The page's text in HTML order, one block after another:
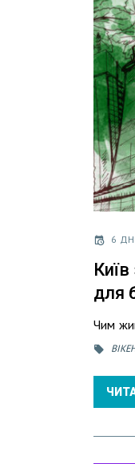
6
для
Чим